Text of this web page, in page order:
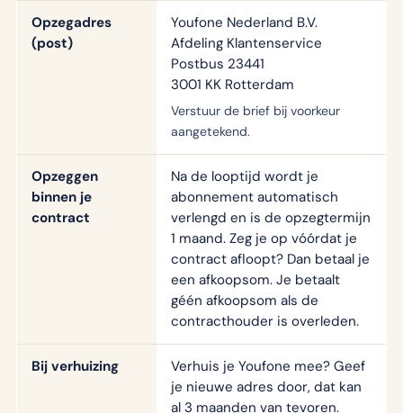
Opzegadres
(post)
Youfone Nederland B.V.
Afdeling Klantenservice
Postbus 23441
3001 KK Rotterdam
Verstuur de brief bij voorkeur
aangetekend.
Opzeggen
binnen je
contract
Na de looptijd wordt je
abonnement automatisch
verlengd en is de opzegtermijn
1 maand. Zeg je op vóórdat je
contract afloopt? Dan betaal je
een afkoopsom. Je betaalt
géén afkoopsom als de
contracthouder is overleden.
Bij verhuizing
Verhuis je Youfone mee? Geef
je nieuwe adres door, dat kan
al 3 maanden van tevoren.